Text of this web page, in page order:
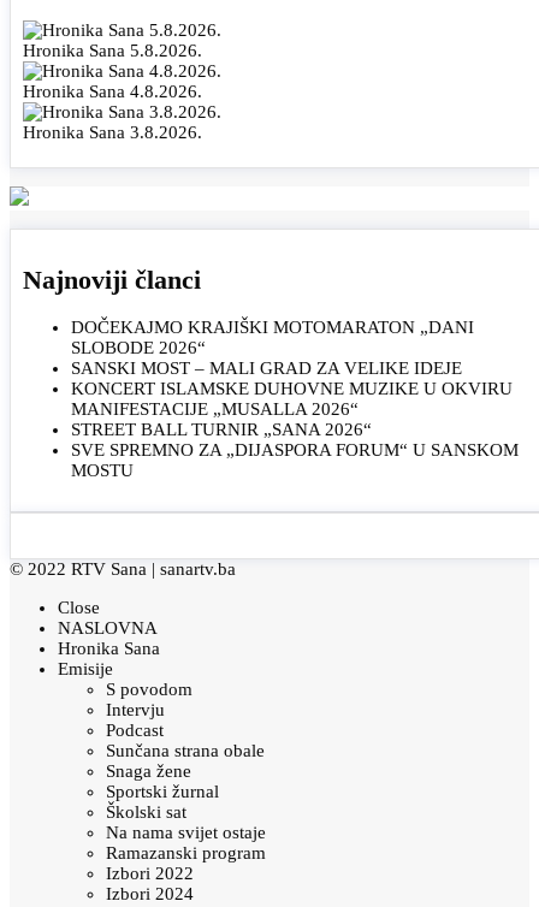
Hronika Sana 5.8.2026.
Hronika Sana 4.8.2026.
Hronika Sana 3.8.2026.
Najnoviji članci
DOČEKAJMO KRAJIŠKI MOTOMARATON „DANI
SLOBODE 2026“
SANSKI MOST – MALI GRAD ZA VELIKE IDEJE
KONCERT ISLAMSKE DUHOVNE MUZIKE U OKVIRU
MANIFESTACIJE „MUSALLA 2026“
STREET BALL TURNIR „SANA 2026“
SVE SPREMNO ZA „DIJASPORA FORUM“ U SANSKOM
MOSTU
© 2022 RTV Sana | sanartv.ba
Close
NASLOVNA
Hronika Sana
Emisije
S povodom
Intervju
Podcast
Sunčana strana obale
Snaga žene
Sportski žurnal
Školski sat
Na nama svijet ostaje
Ramazanski program
Izbori 2022
Izbori 2024